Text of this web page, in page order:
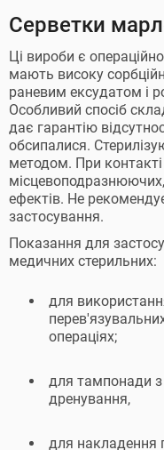
Серветки
Ці вироби є
мають високу
раневим ексудатом і
Особливий спосіб
дає гарантію
обсипалися.
методом. При
місцевоподразнюючих,
ефектів. Не
застосування.
Показання для
медичних стерильних:
для
операціях;
для тампонади з
дренування,
для накладення